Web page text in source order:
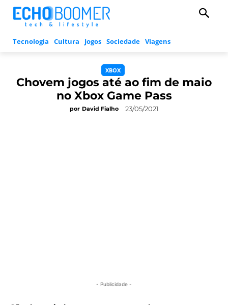
Tecnologia Cultura Jogos Sociedade Viagens
XBOX
Chovem jogos até ao fim de maio
no Xbox Game Pass
por David Fialho 23/05/2021
- Publicidade -